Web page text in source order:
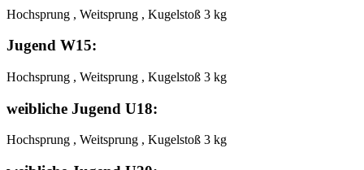
Hochsprung , Weitsprung , Kugelstoß 3 kg
Jugend W15:
Hochsprung , Weitsprung , Kugelstoß 3 kg
weibliche Jugend U18:
Hochsprung , Weitsprung , Kugelstoß 3 kg